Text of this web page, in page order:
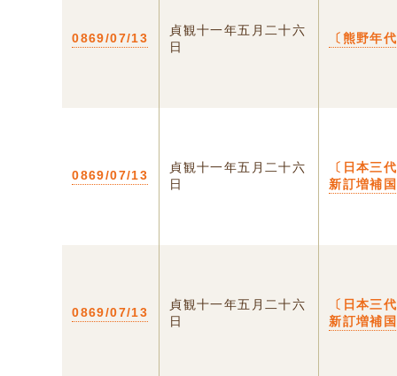
0869/07/13
貞観十一年五月二十六
日
〔熊野年
0869/07/13
貞観十一年五月二十六
日
〔日本三
新訂増補
0869/07/13
貞観十一年五月二十六
日
〔日本三
新訂増補